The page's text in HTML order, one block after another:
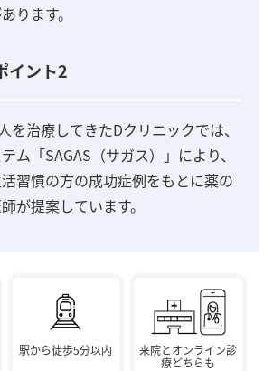
ります。
イント2
を治療してきたDクリニックでは、
ム「SAGAS（サガス）」により、
習慣の方の成功症例をもとに薬の
が提案しています。
駅から徒歩5分以内
来院とオンライン診
療どちらも